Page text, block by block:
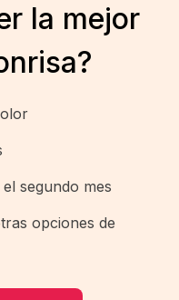
la mejor
segundo mes
opciones de